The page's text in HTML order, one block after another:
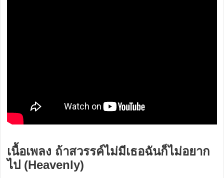
เนื้อเพลง ถ้าสวรรค์ไม่มีเธอฉันก็ไม่อยาก
ไป (Heavenly)